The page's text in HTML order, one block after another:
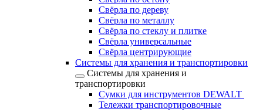
Свёрла по дереву
Свёрла по металлу
Свёрла по стеклу и плитке
Свёрла универсальные
Свёрла центрирующие
Системы для хранения и транспортировки
Системы для хранения и
транспортировки
Сумки для инструментов DEWALT
Тележки транспортировочные